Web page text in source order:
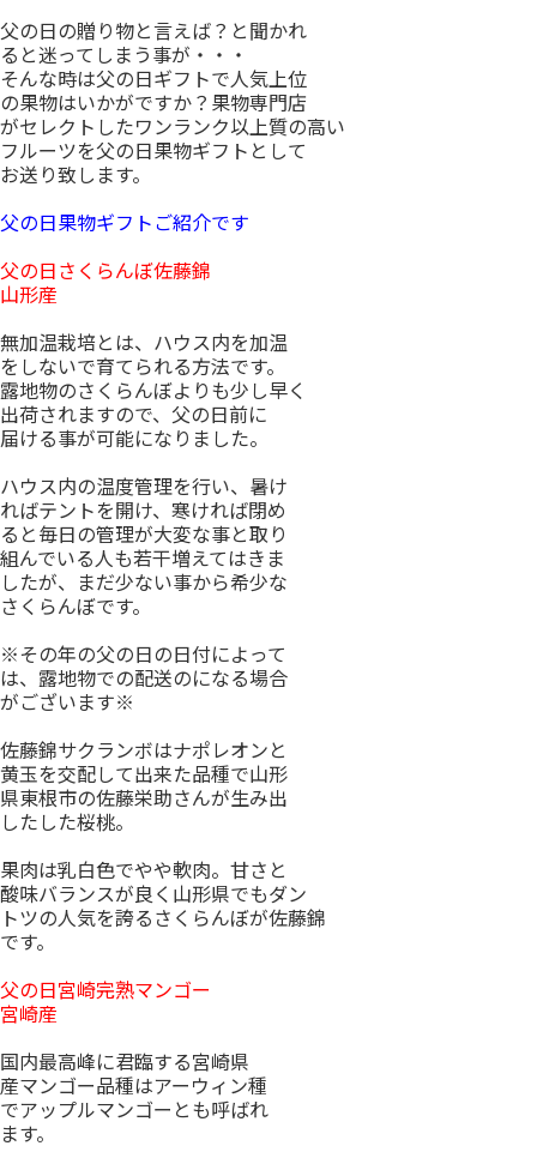
父の日の贈り物と言えば？と聞かれ
ると迷ってしまう事が・・・
そんな時は父の日ギフトで人気上位
の果物はいかがですか？果物専門店
がセレクトしたワンランク以上質の高い
フルーツを父の日果物ギフトとして
お送り致します。
父の日果物ギフトご紹介です
父の日さくらんぼ佐藤錦
山形産
無加温栽培とは、ハウス内を加温
をしないで育てられる方法です。
露地物のさくらんぼよりも少し早く
出荷されますので、父の日前に
届ける事が可能になりました。
ハウス内の温度管理を行い、暑け
ればテントを開け、寒ければ閉め
ると毎日の管理が大変な事と取り
組んでいる人も若干増えてはきま
したが、まだ少ない事から希少な
さくらんぼです。
※その年の父の日の日付によって
は、露地物での配送のになる場合
がございます※
佐藤錦サクランボはナポレオンと
黄玉を交配して出来た品種で山形
県東根市の佐藤栄助さんが生み出
したした桜桃。
果肉は乳白色でやや軟肉。甘さと
酸味バランスが良く山形県でもダン
トツの人気を誇るさくらんぼが佐藤錦
です。
父の日宮崎完熟マンゴー
宮崎産
国内最高峰に君臨する宮崎県
産マンゴー品種はアーウィン種
でアップルマンゴーとも呼ばれ
ます。